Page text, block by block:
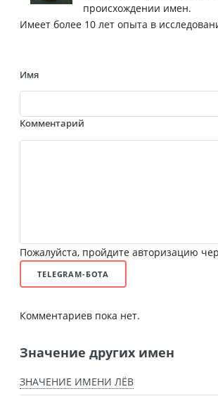
происхождении имен.
Имеет более 10 лет опыта в
Имя
Комментарий
Пожалуйста, пройдите авторизацию
TELEGRAM-БОТА
Комментариев пока нет.
Значение других имен
ЗНАЧЕНИЕ ИМЕНИ ЛЁВ